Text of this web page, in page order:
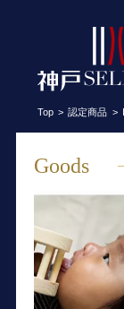
IKONIH（ア
Top 認定商品
Goods